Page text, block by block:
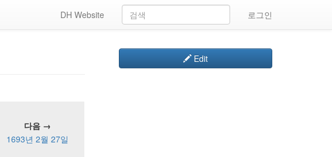
로그인
DH Website
다음 →
1693년 2월 27일
Edit